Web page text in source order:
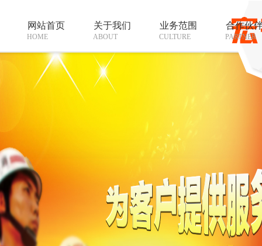
网站首页
HOME
关于我们
ABOUT
业务范围
CULTURE
合作伙
PARTNER